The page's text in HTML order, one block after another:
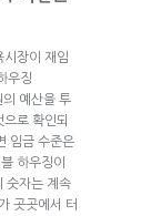
장이 재임
우징
예산을 투
로 확인되
임금 수준은
하우징이
숫자는 계속
곳곳에서 터